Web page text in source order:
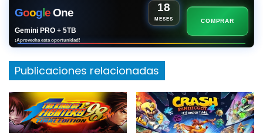
GoogeOne 18
MESES
Gemini PRO + 5TB
¡Aprovecha esta oportunidad!
COMPRAR
Publicaciones relacionadas